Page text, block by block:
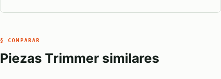
§ COMPARAR
Piezas Trimmer similares